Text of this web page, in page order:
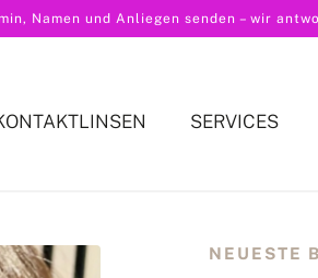
Namen und Anliegen senden – wir
SERVICES
NEUESTE